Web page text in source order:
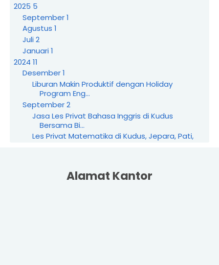
2025 5
September1
Agustus 1
Juli2
Januari1
2024 11
Desember1
Liburan Makin Produktif dengan Holiday
Program Eng...
September2
Jasa Les Privat Bahasa Inggris di Kudus
Bersama Bi...
Les Privat Matematika di Kudus, Jepara, Pati,
Prestasi...Alamat Kantor